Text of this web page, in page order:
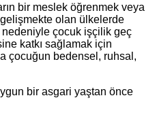
bir meslek öğrenmek veya
olan ülkelerde
nedeniyle çocuk işçilik geç
katkı sağlamak için
çocuğun bedensel, ruhsal,
bir asgari yaştan önce